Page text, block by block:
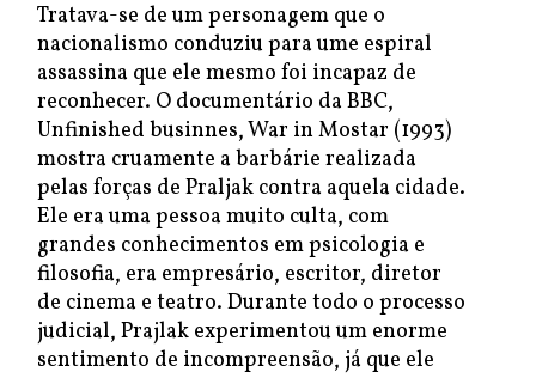
Tratava-se de um personagem que o
nacionalismo conduziu para ume espiral
assassina que ele mesmo foi incapaz de
reconhecer. O documentário da BBC,
Unfinished businnes, War in Mostar (1993)
mostra cruamente a barbárie realizada
pelas forças de Praljak contra aquela cidade.
Ele era uma pessoa muito culta, com
grandes conhecimentos em psicologia e
filosofia, era empresário, escritor, diretor
de cinema e teatro. Durante todo o processo
judicial, Prajlak experimentou um enorme
sentimento de incompreensão, já que ele